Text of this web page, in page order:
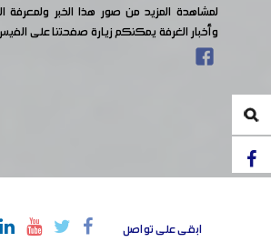
لمشاهدة المزيد من صور هذا الخبر ولمعرفة
وأخبار الغرفة يمكنكم زيارة صفحتنا على
ابقى على تواصل